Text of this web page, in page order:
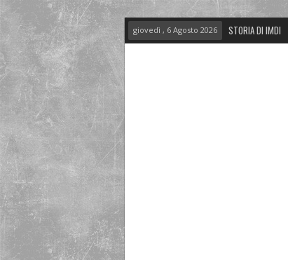
giovedì , 6 Agosto 2026 STORIA DI IMDI